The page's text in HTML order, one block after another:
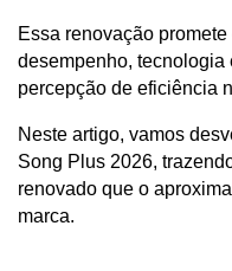
Essa renovação
desempenho, tecnologia
percepção de eficiência
Neste artigo, vamos
Song Plus 2026,
renovado que o
marca.